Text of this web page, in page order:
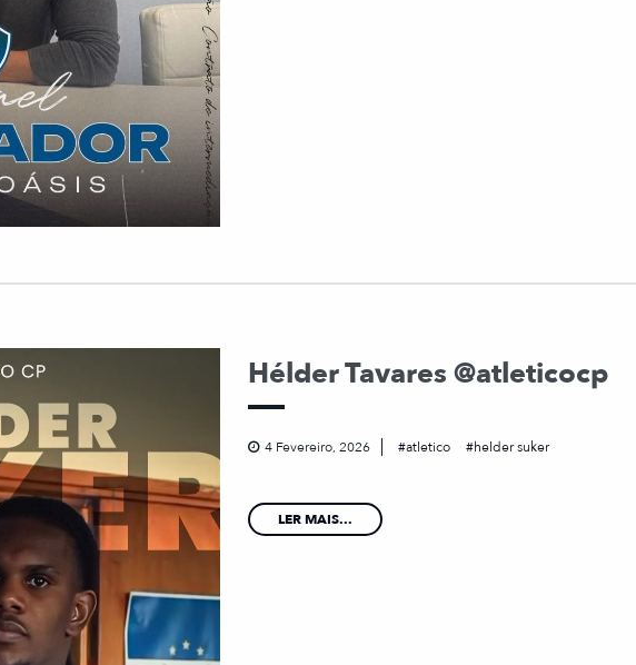
Hélder Tavares @atleticocp
4 Fevereiro, 2026 atletico helder suker
LER MAIS...